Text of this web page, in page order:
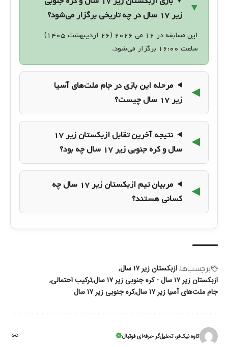
زیر ۱۷ سال در چه تاریخی برگزار می‌شود؟
این مسابقه در ۱۶ می ۲۰۲۶ (۲۶ اردیبهشت ۱۴۰۵)
ساعت ۱۶:۰۰ برگزار می‌شود.
مرحله این بازی در جام ملت‌های آسیا
زیر ۱۷ سال چیست؟
نتیجه آخرین تقابل ازبکستان زیر ۱۷
سال و کره جنوبی زیر ۱۷ سال چه بود؟
مربیان تیم ازبکستان زیر ۱۷ سال چه
کسانی هستند؟
برچسب‌‌ها: ازبکستان زیر ۱۷ سال
ازبکستان زیر ۱۷ سال - کره جنوبی زیر ۱۷ سال
ترکیب احتمالی
جام ملت‌های آسیا زیر ۱۷ سال
کره جنوبی زیر ۱۷ سال
کاوه نیک‌فر، تحلیل‌گر حرفه‌ای فوتبال